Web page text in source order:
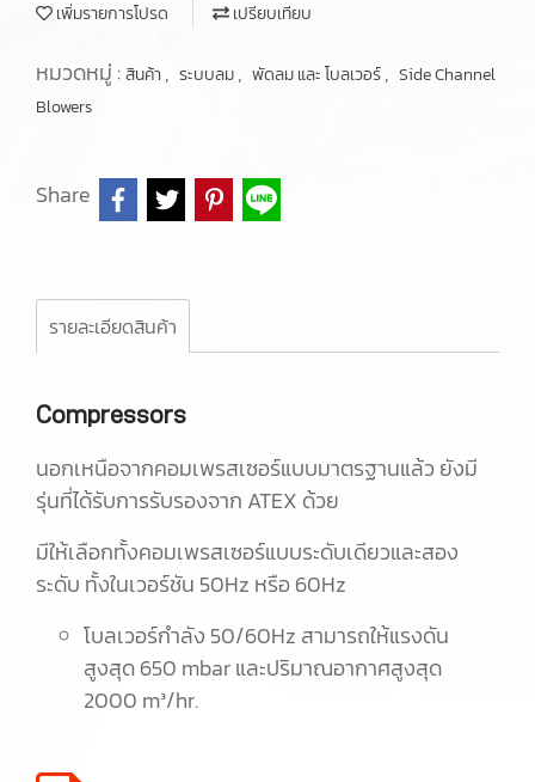
เพิ่มรายการโปรด เปรียบเทียบ
หมวดหมู่ :สินค้า, ระบบลม, พัดลม และ โบลเวอร์, Side Channel
Blowers
Share
รายละเอียดสินค้า
Compressors
นอกเหนือจากคอมเพรสเซอร์แบบมาตรฐานแล้ว ยังมี
รุ่นที่ได้รับการรับรองจาก ATEX ด้วย
มีให้เลือกทั้งคอมเพรสเซอร์แบบระดับเดียวและสอง
ระดับ ทั้งในเวอร์ชัน 50Hz หรือ 60Hz
โบลเวอร์กำลัง 50/60Hz สามารถให้แรงดัน
สูงสุด 650 mbar และปริมาณอากาศสูงสุด
2000 m³/hr.